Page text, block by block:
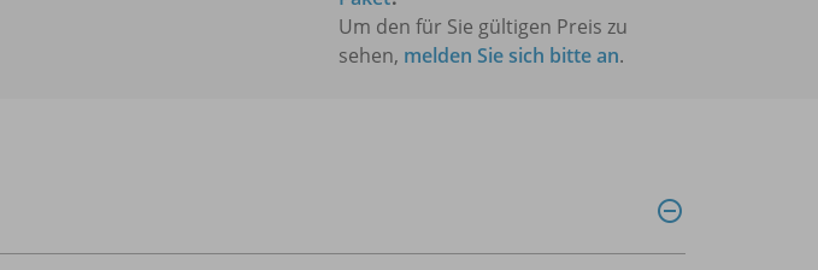
Um den für Sie gültigen Preis zu
sehen, melden Sie sich bitte an.